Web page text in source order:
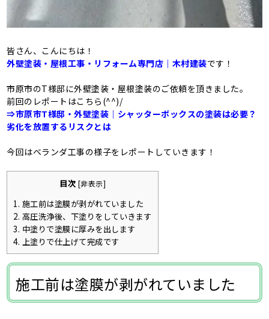
皆さん、こんにちは！
外壁塗装・屋根工事・リフォーム専門店｜木村建装です！
市原市のT様邸に外壁塗装・屋根塗装のご依頼を頂きました。
前回のレポートはこちら(^^)/
⇒市原市T様邸・外壁塗装｜シャッターボックスの塗装は必要？
劣化を放置するリスクとは
今回はベランダ工事の様子をレポートしていきます！
目次 [非表示]
1. 施工前は塗膜が剥がれていました
2. 高圧洗浄後、下塗りをしていきます
3. 中塗りで塗膜に厚みを出します
4. 上塗りで仕上げて完成です
施工前は塗膜が剥がれていました